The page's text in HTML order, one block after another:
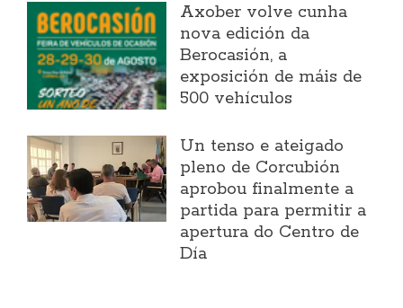
Axober volve cunha
nova edición da
Berocasión, a
exposición de máis de
500 vehículos
Un tenso e ateigado
pleno de Corcubión
aprobou finalmente a
partida para permitir a
apertura do Centro de
Día